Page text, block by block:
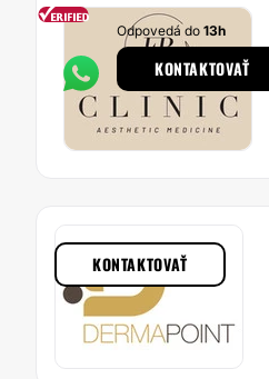
Odpovedá do 13h
KONTAKTOVAŤ
KONTAKTOVAŤ